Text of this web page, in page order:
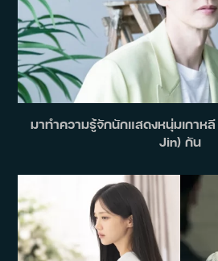
มาทำความรู้จักนักแสดงหนุ่มเกาห
Jin) กัน